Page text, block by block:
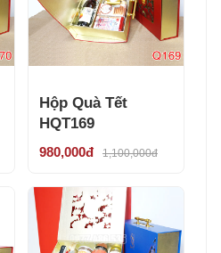
Hộp Quà Tết
HQT169
980,000đ 1,100,000đ